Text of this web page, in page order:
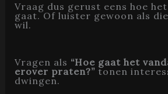
Vraag dus gerust eens hoe
gaat. Of luister gewoon als
wil.
Vragen als “Hoe gaat het
erover praten?”tonen
dwingen.